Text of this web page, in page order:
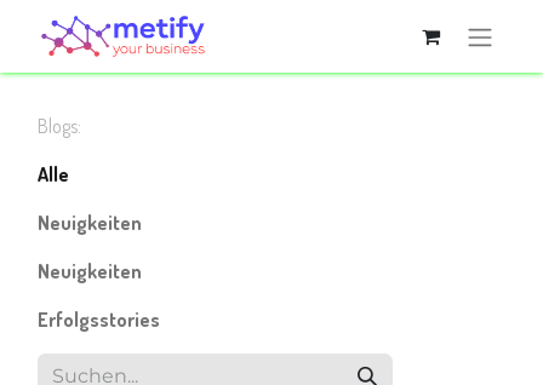
Blogs:
Alle
Neuigkeiten
Neuigkeiten
Erfolgsstories